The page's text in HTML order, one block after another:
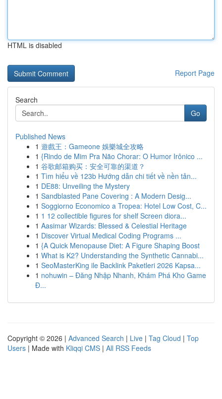
HTML is disabled
Report Page
Search
Go
Published News
1 遊戲王：Gameone 娛樂城全攻略
1 {Rindo de Mim Pra Não Chorar: O Humor Irônico ...
1 谷歌邮箱购买：安全可靠的渠道？
1 Tìm hiểu về 123b Hướng dẫn chi tiết về nền tản...
1 DE88: Unveiling the Mystery
1 Sandblasted Pane Covering : A Modern Desig...
1 Soggiorno Economico a Tropea: Hotel Low Cost, C...
1 1 12 collectible figures for shelf Screen diora...
1 Aasimar Wizards: Blessed & Celestial Heritage
1 Discover Virtual Medical Coding Programs ...
1 {A Quick Menopause Diet: A Figure Shaping Boost
1 What is K2? Understanding the Synthetic Cannabi...
1 SeoMasterKing ile Backlink Paketleri 2026 Kapsa...
1 nohuwin – Đăng Nhập Nhanh, Khám Phá Kho Game
Đ...
Copyright © 2026 | Advanced Search | Live | Tag Cloud | Top
Users | Made with Kliqqi CMS | All RSS Feeds